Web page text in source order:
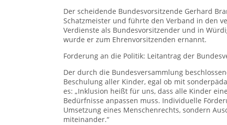
Der scheidende Bundesvorsitzende Gerhard
Schatzmeister und führte den Verband in den
Verdienste als Bundesvorsitzender und in
wurde er zum Ehrenvorsitzenden ernannt.
Forderung an die Politik: Leitantrag der
Der durch die Bundesversammlung
Beschulung aller Kinder, egal ob mit
es: „Inklusion heißt für uns, dass alle Kinder
Bedürfnisse anpassen muss. Individuelle
Umsetzung eines Menschenrechts, sondern
miteinander.“